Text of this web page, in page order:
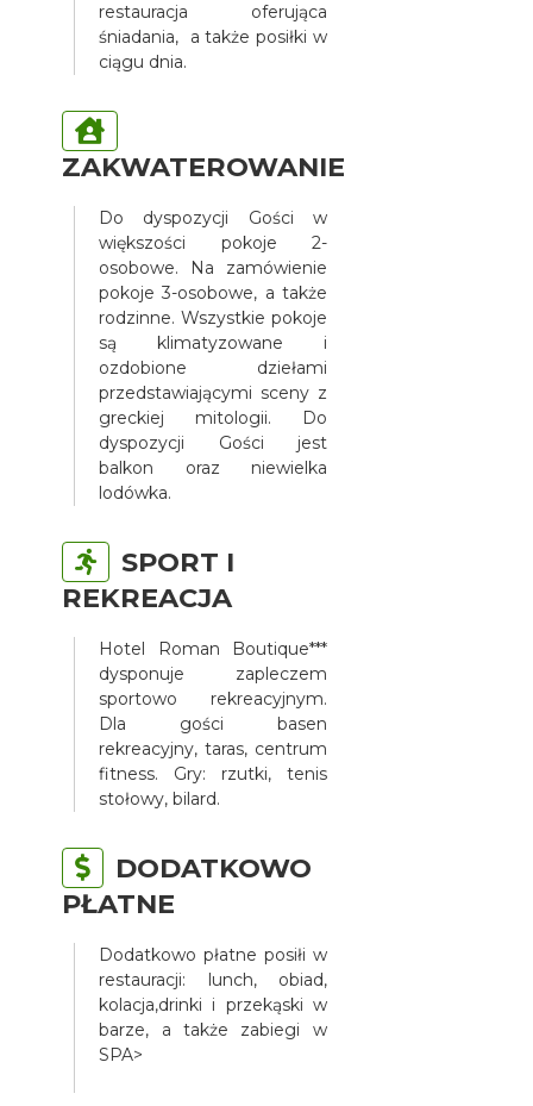
restauracja oferująca
śniadania, a także posiłki w
ciągu dnia.
ZAKWATEROWANIE
Do dyspozycji Gości w
większości pokoje 2-
osobowe. Na zamówienie
pokoje 3-osobowe, a także
rodzinne. Wszystkie pokoje
są klimatyzowane i
ozdobione dziełami
przedstawiającymi sceny z
greckiej mitologii. Do
dyspozycji Gości jest
balkon oraz niewielka
lodówka.
SPORT I
REKREACJA
Hotel Roman Boutique***
dysponuje zapleczem
sportowo rekreacyjnym.
Dla gości basen
rekreacyjny, taras, centrum
fitness. Gry: rzutki, tenis
stołowy, bilard.
DODATKOWO
PŁATNE
Dodatkowo płatne posiłi w
restauracji: lunch, obiad,
kolacja,drinki i przekąski w
barze, a także zabiegi w
SPA>